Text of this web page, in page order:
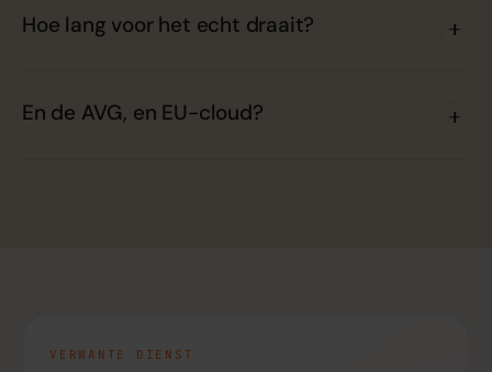
Hoe lang voor het echt draait?
En de AVG, en EU-cloud?
VERWANTE DIENST